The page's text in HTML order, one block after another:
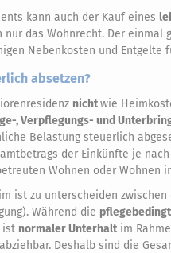
kann auch der Kauf eines
das Wohnrecht. Der
Nebenkosten und Entgelte
absetzen?
nichtwie
, Verpflegungs- und
Belastung steuerlich
der Einkünfte je
Wohnen oder Wohnen
ist zu unterscheiden
Während die
ist normaler Unterhaltim
Deshalb sind die